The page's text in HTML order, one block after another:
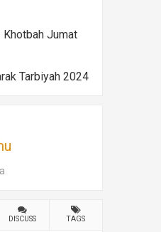
Jumat
Tarbiyah 2024
DISCUSS TAGS